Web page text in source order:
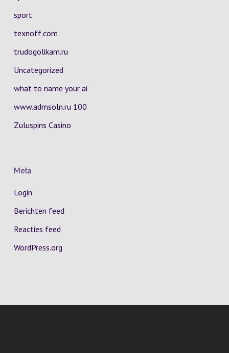
sport
texnoff.com
trudogolikam.ru
Uncategorized
what to name your ai
www.admsoln.ru 100
Zuluspins Casino
Meta
Login
Berichten feed
Reacties feed
WordPress.org